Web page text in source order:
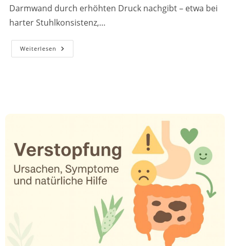
Darmwand durch erhöhten Druck nachgibt – etwa bei
harter Stuhlkonsistenz,…
Weiterlesen Was
Divertikel